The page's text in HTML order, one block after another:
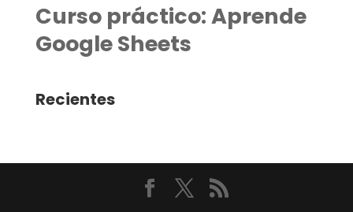
Curso práctico: Aprende
Google Sheets
Recientes